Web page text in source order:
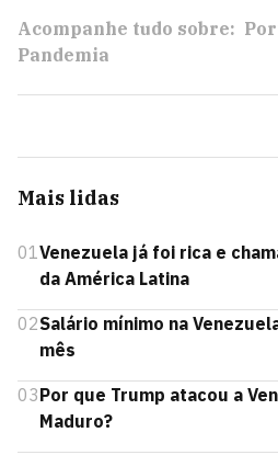
Acompanhe tudo sobre:
Pandemia
Mais lidas
01Venezuela já foi rica e
da América Latina
02Salário mínimo na
mês
03Por que Trump atacou a
Maduro?